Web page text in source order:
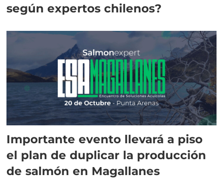
según expertos chilenos?
Importante evento llevará a piso
el plan de duplicar la producción
de salmón en Magallanes